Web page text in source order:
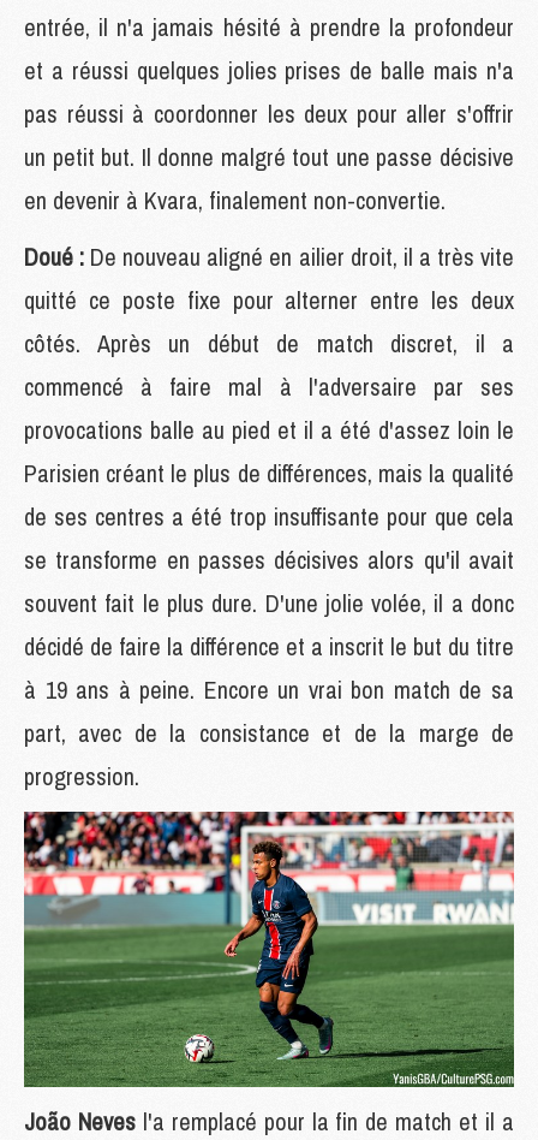
entrée, il n'a jamais hésité à prendre la profondeur
et a réussi quelques jolies prises de balle mais n'a
pas réussi à coordonner les deux pour aller s'offrir
un petit but. Il donne malgré tout une passe décisive
en devenir à Kvara, finalement non-convertie.
Doué : De nouveau aligné en ailier droit, il a très vite
quitté ce poste fixe pour alterner entre les deux
côtés. Après un début de match discret, il a
commencé à faire mal à l'adversaire par ses
provocations balle au pied et il a été d'assez loin le
Parisien créant le plus de différences, mais la qualité
de ses centres a été trop insuffisante pour que cela
se transforme en passes décisives alors qu'il avait
souvent fait le plus dure. D'une jolie volée, il a donc
décidé de faire la différence et a inscrit le but du titre
à 19 ans à peine. Encore un vrai bon match de sa
part, avec de la consistance et de la marge de
progression.
João Neves l'a remplacé pour la fin de match et il a